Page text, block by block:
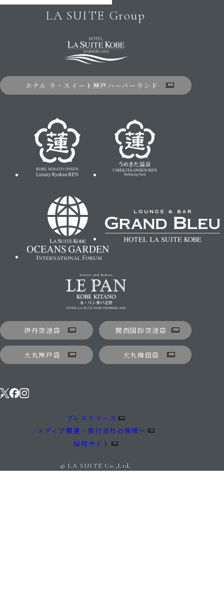
LA SUITE Group
ホテル ラ・スイート神戸ハーバーランド
伊丹空港店 関西国際空港店
大丸神戸店 大丸梅田店
プレスリリース
メディア関連・旅行会社の皆様へ
採用サイト
© LA SUITE Co.,Ltd.